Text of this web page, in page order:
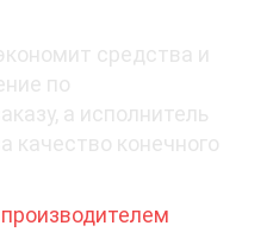
средства и
по
а исполнитель
качество конечного
производителем